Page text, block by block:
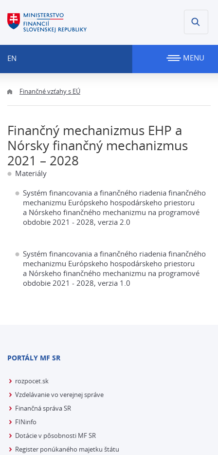
EN MENU
Finančné vzťahy s EÚ
Finančný mechanizmus EHP a
Nórsky finančný mechanizmus
2021 – 2028
Materiály
Systém financovania a finančného riadenia finančného
mechanizmu Európskeho hospodárskeho priestoru
a Nórskeho finančného mechanizmu na programové
obdobie 2021 - 2028, verzia 2.0
Systém financovania a finančného riadenia finančného
mechanizmu Európskeho hospodárskeho priestoru
a Nórskeho finančného mechanizmu na programové
obdobie 2021 - 2028, verzia 1.0
PORTÁLY MF SR
rozpocet.sk
Vzdelávanie vo verejnej správe
Finančná správa SR
FINinfo
Dotácie v pôsobnosti MF SR
Register ponúkaného majetku štátu